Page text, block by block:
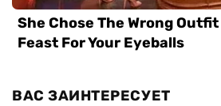
ВАС ЗАИНТЕРЕСУЕТ